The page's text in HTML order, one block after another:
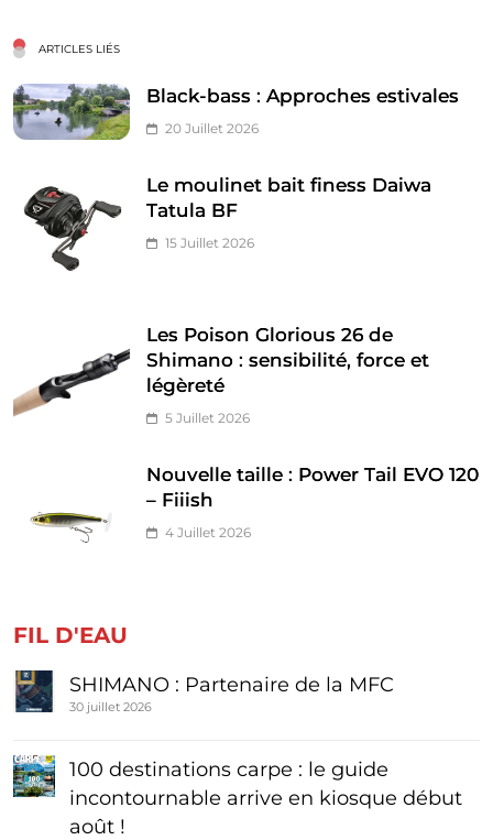
ARTICLES LIÉS
Black-bass : Approches estivales
20 Juillet 2026
Le moulinet bait finess Daiwa
Tatula BF
15 Juillet 2026
Les Poison Glorious 26 de
Shimano : sensibilité, force et
légèreté
5 Juillet 2026
Nouvelle taille : Power Tail EVO 120
– Fiiish
4 Juillet 2026
FIL D'EAU
SHIMANO : Partenaire de la MFC
30 juillet 2026
100 destinations carpe : le guide
incontournable arrive en kiosque début
août !